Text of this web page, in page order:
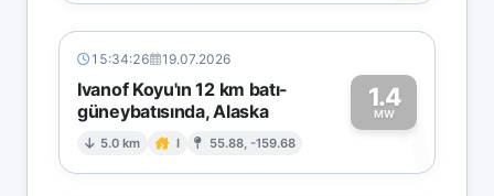
15:34:26 19.07.2026
Ivanof Koyu'ın 12 km batı-
güneybatısında, Alaska
5.0 km I 55.88, -159.68
1.4
MW1